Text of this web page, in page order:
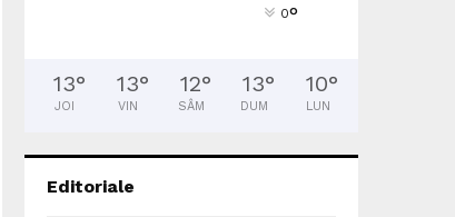
0°
13°
JOI
13°
VIN
12°
SÂM
13°
DUM
10°
LUN
Editoriale